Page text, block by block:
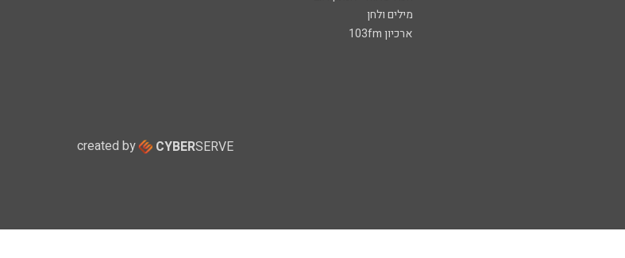
מילים ולחן
ארכיון 103fm
created by CYBERSERVE